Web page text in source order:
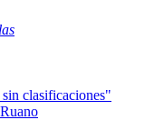
clasificaciones"